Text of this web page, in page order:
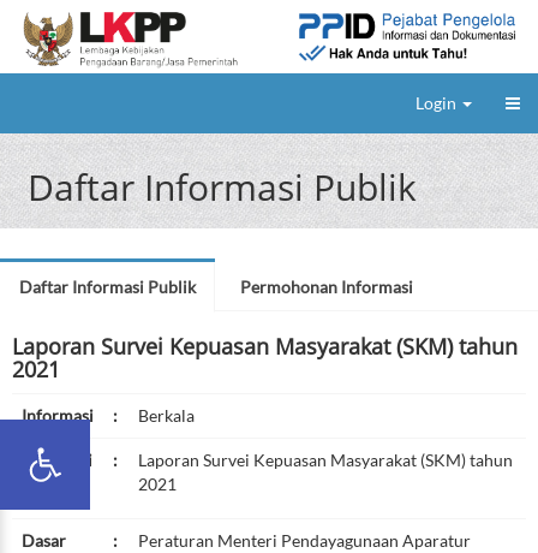
Login
Daftar Informasi Publik
Daftar Informasi Publik Permohonan Informasi
Laporan Survei Kepuasan Masyarakat (SKM) tahun
2021
Informasi : Berkala
Deskripsi :
Laporan Survei Kepuasan Masyarakat (SKM) tahun
2021
Dasar
:
Peraturan Menteri Pendayagunaan Aparatur